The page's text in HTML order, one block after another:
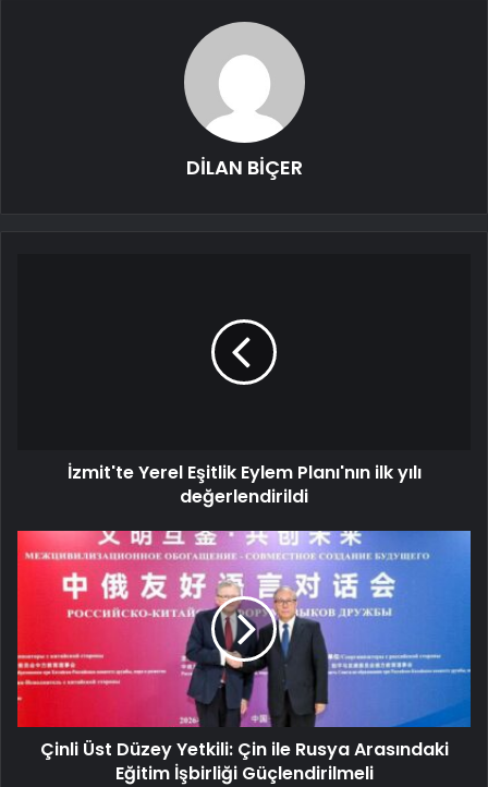
DİLAN BİÇER
İzmit'te Yerel Eşitlik Eylem Planı'nın ilk yılı
değerlendirildi
Çinli Üst Düzey Yetkili: Çin ile Rusya Arasındaki
Eğitim İşbirliği Güçlendirilmeli